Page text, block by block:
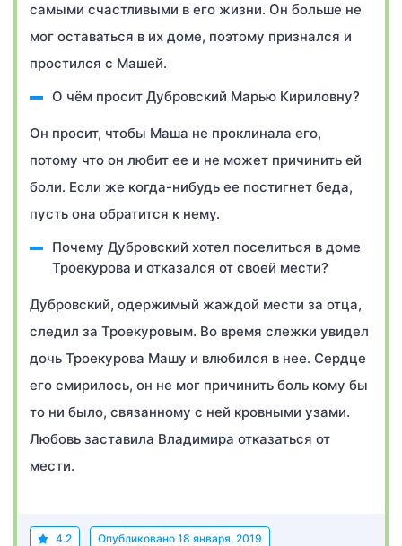
самыми счастливыми в его жизни. Он больше не
мог оставаться в их доме, поэтому признался и
простился с Машей.
О чём просит Дубровский Марью Кириловну?
Он просит, чтобы Маша не проклинала его,
потому что он любит ее и не может причинить ей
боли. Если же когда-нибудь ее постигнет беда,
пусть она обратится к нему.
Почему Дубровский хотел поселиться в доме
Троекурова и отказался от своей мести?
Дубровский, одержимый жаждой мести за отца,
следил за Троекуровым. Во время слежки увидел
дочь Троекурова Машу и влюбился в нее. Сердце
его смирилось, он не мог причинить боль кому бы
то ни было, связанному с ней кровными узами.
Любовь заставила Владимира отказаться от
мести.
4.2 Опубликовано 18 января, 2019